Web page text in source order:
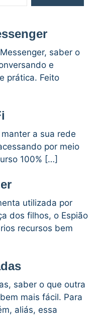
saber o
e
prática. Feito
a sua rede
por meio
100% […]
utilizada por
dos filhos, o Espião
recursos bem
saber o que outra
mais fácil. Para
aliás, essa